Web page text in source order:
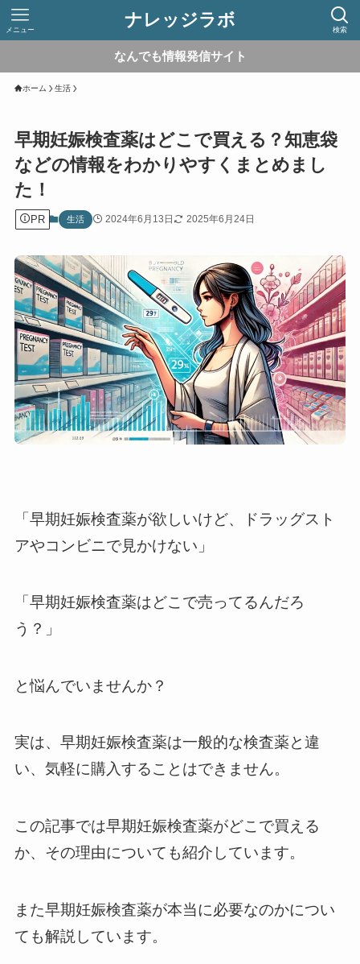
ナレッジラボ 検索
メニュー
なんでも情報発信サイト
ホーム 生活
早期妊娠検査薬はどこで買える？知恵袋
などの情報をわかりやすくまとめまし
た！
PR 生活 2024年6月13日 2025年6月24日
「早期妊娠検査薬が欲しいけど、ドラッグスト
アやコンビニで見かけない」
「早期妊娠検査薬はどこで売ってるんだろ
う？」
と悩んでいませんか？
実は、早期妊娠検査薬は一般的な検査薬と違
い、気軽に購入することはできません。
この記事では早期妊娠検査薬がどこで買える
か、その理由についても紹介しています。
また早期妊娠検査薬が本当に必要なのかについ
ても解説しています。